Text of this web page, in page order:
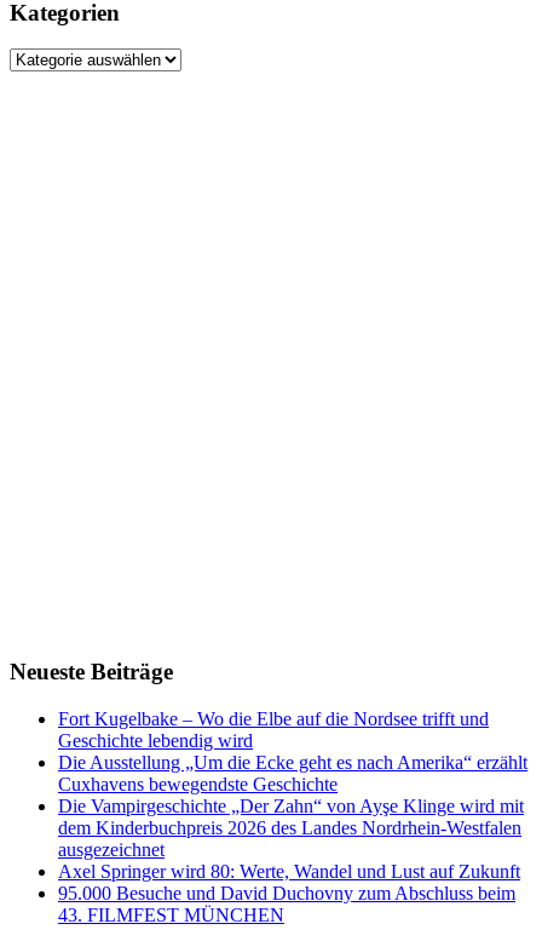
Kategorien
Kategorien
Neueste Beiträge
Fort Kugelbake – Wo die Elbe auf die Nordsee trifft und
Geschichte lebendig wird
Die Ausstellung „Um die Ecke geht es nach Amerika“ erzählt
Cuxhavens bewegendste Geschichte
Die Vampirgeschichte „Der Zahn“ von Ayşe Klinge wird mit
dem Kinderbuchpreis 2026 des Landes Nordrhein-Westfalen
ausgezeichnet
Axel Springer wird 80: Werte, Wandel und Lust auf Zukunft
95.000 Besuche und David Duchovny zum Abschluss beim
43. FILMFEST MÜNCHEN